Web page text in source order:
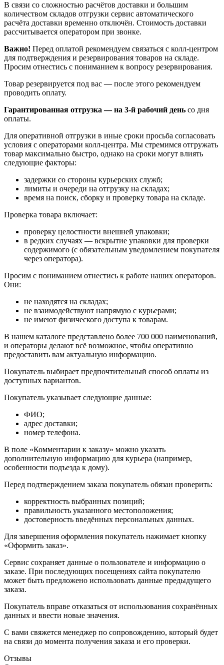
В связи со сложностью расчётов доставки и большим
количеством складов отгрузки сервис автоматического
расчёта доставки временно отключён. Стоимость доставки
рассчитывается оператором при звонке.
Важно! Перед оплатой рекомендуем связаться с колл‑центром
для подтверждения и резервирования товаров на складе.
Просим отнестись с пониманием к вопросу резервирования.
Товар резервируется под вас — после этого рекомендуем
проводить оплату.
Гарантированная отгрузка — на 3‑й рабочий день со дня
оплаты.
Для оперативной отгрузки в иные сроки просьба согласовать
условия с операторами колл‑центра. Мы стремимся отгружать
товар максимально быстро, однако на сроки могут влиять
следующие факторы:
задержки со стороны курьерских служб;
лимиты и очереди на отгрузку на складах;
время на поиск, сборку и проверку товара на складе.
Проверка товара включает:
проверку целостности внешней упаковки;
в редких случаях — вскрытие упаковки для проверки
содержимого (с обязательным уведомлением покупателя
через оператора).
Просим с пониманием отнестись к работе наших операторов.
Они:
не находятся на складах;
не взаимодействуют напрямую с курьерами;
не имеют физического доступа к товарам.
В нашем каталоге представлено более 700 000 наименований,
и операторы делают всё возможное, чтобы оперативно
предоставить вам актуальную информацию.
Покупатель выбирает предпочтительный способ оплаты из
доступных вариантов.
Покупатель указывает следующие данные:
ФИО;
адрес доставки;
номер телефона.
В поле «Комментарии к заказу» можно указать
дополнительную информацию для курьера (например,
особенности подъезда к дому).
Перед подтверждением заказа покупатель обязан проверить:
корректность выбранных позиций;
правильность указанного местоположения;
достоверность введённых персональных данных.
Для завершения оформления покупатель нажимает кнопку
«Оформить заказ».
Сервис сохраняет данные о пользователе и информацию о
заказе. При последующих посещениях сайта покупателю
может быть предложено использовать данные предыдущего
заказа.
Покупатель вправе отказаться от использования сохранённых
данных и ввести новые значения.
С вами свяжется менеджер по сопровождению, который будет
на связи до момента получения заказа и его проверки.
Отзывы